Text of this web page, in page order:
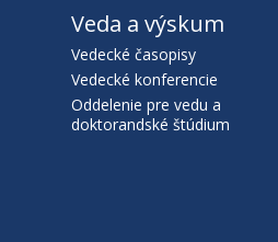
Veda a výskum
Vedecké časopisy
Vedecké konferencie
Oddelenie pre vedu a
doktorandské štúdium